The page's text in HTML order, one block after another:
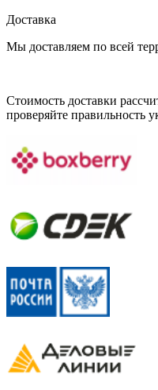
Доставка
Мы доставляем по всей
Стоимость доставки
проверяйте правильность